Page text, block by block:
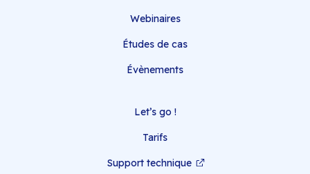
Webinaires
Études de cas
Évènements
Let’s go !
Tarifs
Support technique